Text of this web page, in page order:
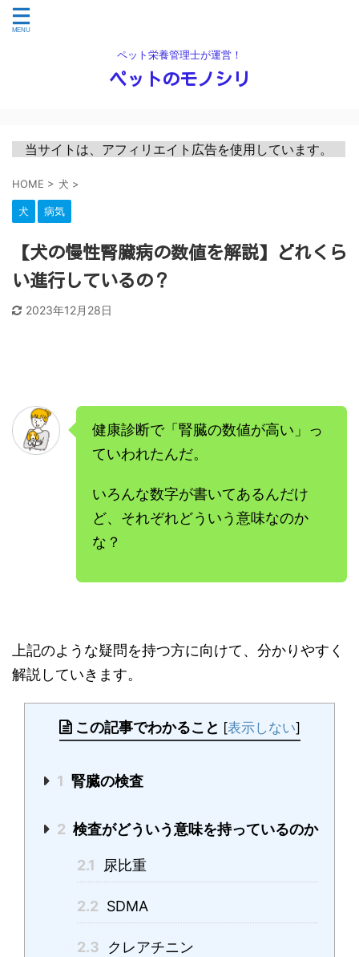
ペット栄養管理士が運営！
ペットのモノシリ
当サイトは、アフィリエイト広告を使用しています。
HOME > 犬 >
犬 病気
【犬の慢性腎臓病の数値を解説】どれくら
い進行しているの？
2023年12月28日
健康診断で「腎臓の数値が高い」っ
ていわれたんだ。
いろんな数字が書いてあるんだけ
ど、それぞれどういう意味なのか
な？
上記のような疑問を持つ方に向けて、分かりやすく
解説していきます。
この記事でわかること [表示しない]
1 腎臓の検査
2 検査がどういう意味を持っているのか
2.1 尿比重
2.2 SDMA
2.3 クレアチニン